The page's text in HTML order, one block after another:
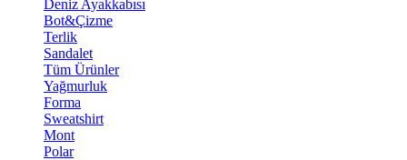
Deniz Ayakkabısı
Bot&Çizme
Terlik
Sandalet
Tüm Ürünler
Yağmurluk
Forma
Sweatshirt
Mont
Polar